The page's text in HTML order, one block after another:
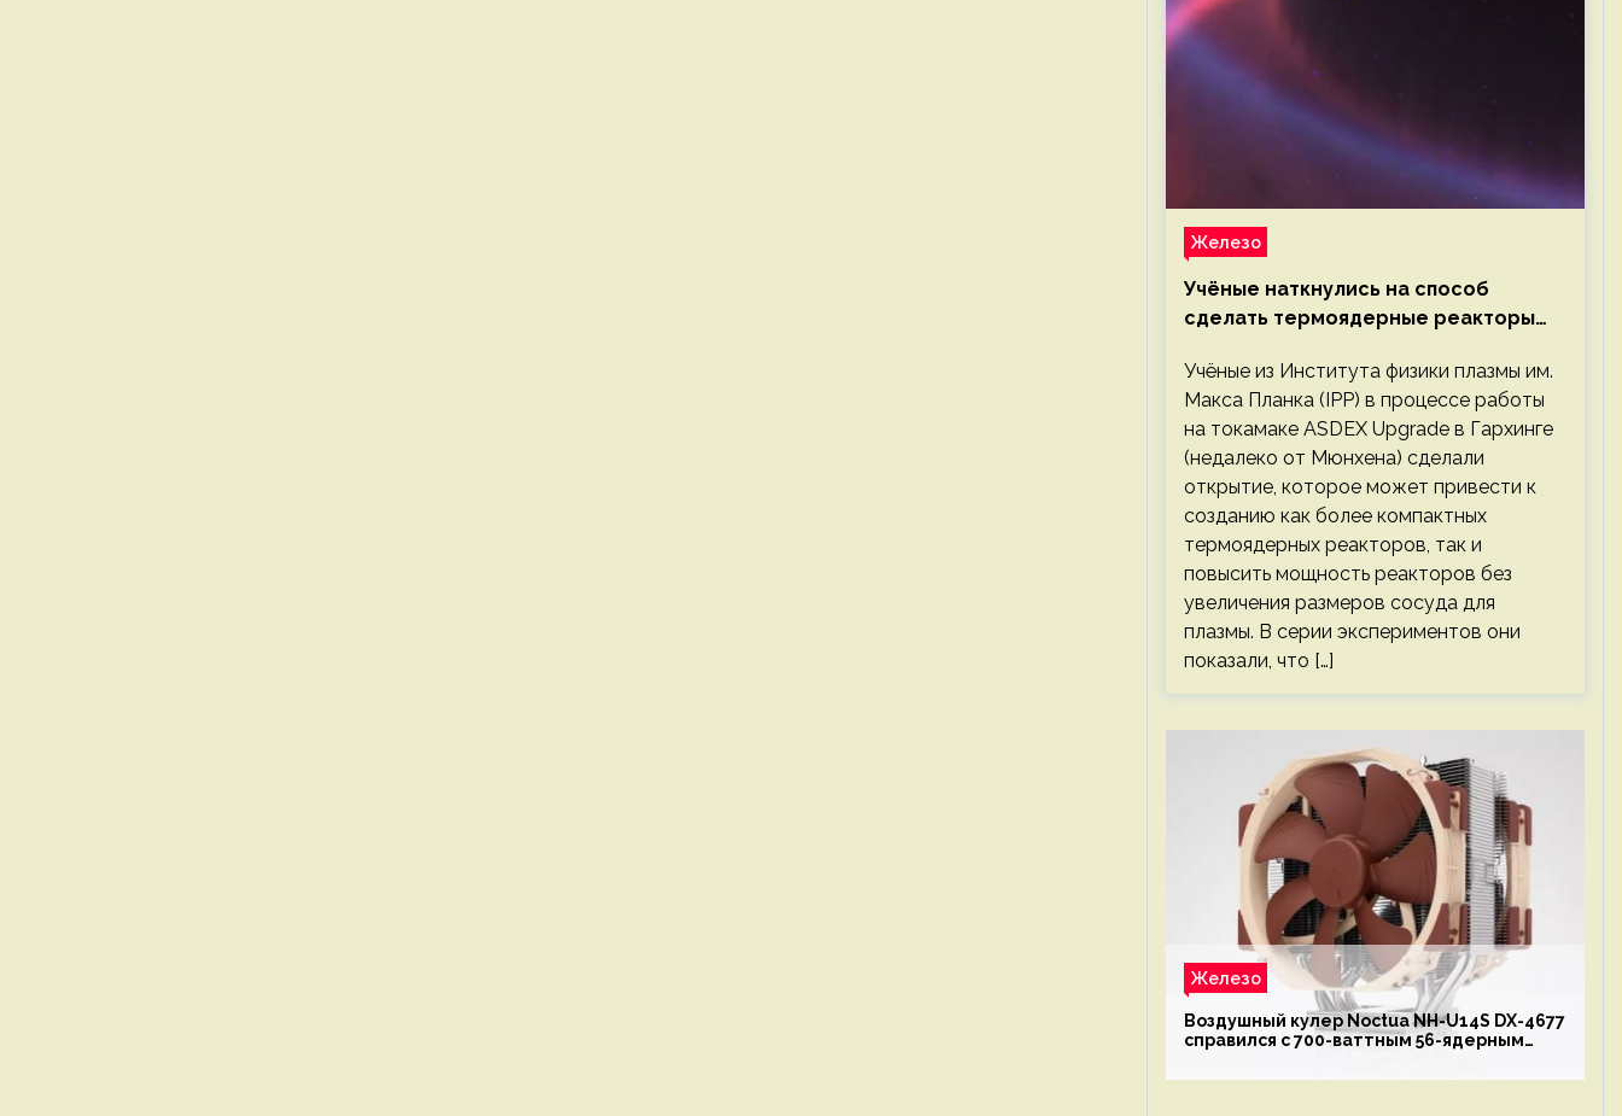
Железо
Учёные наткнулись на способ
сделать термоядерные реакторы
Учёные из Института физики плазмы им.
Макса Планка (IPP) в процессе работы
на токамаке ASDEX Upgrade в Гархинге
(недалеко от Мюнхена) сделали
открытие, которое может привести к
созданию как более компактных
термоядерных реакторов, так и
повысить мощность реакторов без
увеличения размеров сосуда для
плазмы. В серии экспериментов они
показали, что […]
Железо
Воздушный кулер Noctua NH-U14S DX-4677
справился с 700-ваттным 56-ядерным